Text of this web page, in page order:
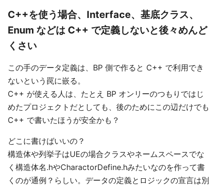
C++を使う場合、Interface、基底クラス、
Enum などは C++ で定義しないと後々めんど
くさい
この手のデータ定義は、BP 側で作ると C++ で利用でき
ないという罠に嵌る。
C++ が使える人は、たとえ BP オンリーのつもりではじ
めたプロジェクトだとしても、後のためにこの辺だけでも
C++ で書いたほうが安全かも？
どこに書けばいいの？
構造体や列挙子はUEの場合クラスやネームスペースでな
く構造体名.hやCharactorDefine.hみたいなのを作って書
くのが通例？らしい。データの定義とロジックの宣言は別